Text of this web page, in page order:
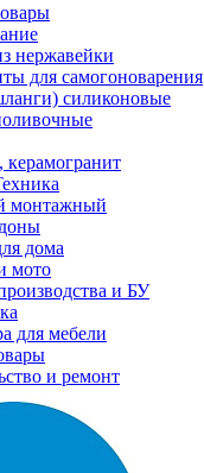
нержавейки
для самогоноварения
силиконовые
керамогранит
монтажный
дома
мото
и БУ
для мебели
и ремонт